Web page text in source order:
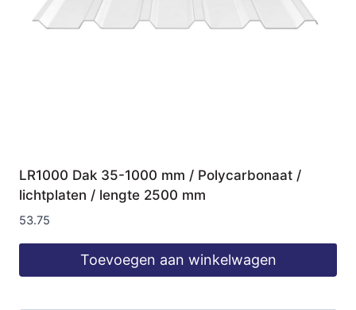
LR1000 Dak 35-1000 mm / Polycarbonaat /
lichtplaten / lengte 2500 mm
53.75
Toevoegen aan winkelwagen